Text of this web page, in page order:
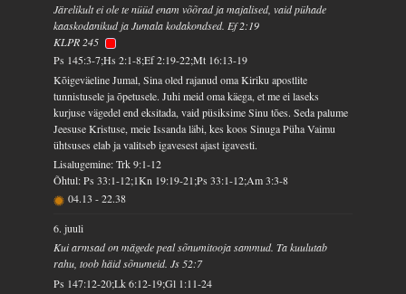
Järelikult ei ole te nüüd enam võõrad ja majalised, vaid pühade
kaaskodanikud ja Jumala kodakondsed. Ef 2:19
KLPR 245
Ps 145:3-7;Hs 2:1-8;Ef 2:19-22;Mt 16:13-19
Kõigeväeline Jumal, Sina oled rajanud oma Kiriku apostlite
tunnistusele ja õpetusele. Juhi meid oma käega, et me ei laseks
kurjuse vägedel end eksitada, vaid püsiksime Sinu tões. Seda palume
Jeesuse Kristuse, meie Issanda läbi, kes koos Sinuga Püha Vaimu
ühtsuses elab ja valitseb igavesest ajast igavesti.
Lisalugemine: Trk 9:1-12
Õhtul: Ps 33:1-12;1Kn 19:19-21;Ps 33:1-12;Am 3:3-8
04.13 -22.38
6. juuli
Kui armsad on mägede peal sõnumitooja sammud. Ta kuulutab
rahu, toob häid sõnumeid. Js 52:7
Ps 147:12-20;Lk 6:12-19;Gl 1:11-24